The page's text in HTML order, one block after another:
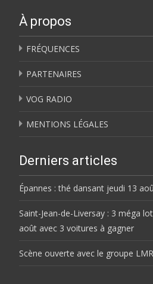
À propos
FRÉQUENCES
PARTENAIRES
VOG RADIO
MENTIONS LÉGALES
Derniers articles
Épannes : thé dansant jeudi 13
Saint-Jean-de-Liversay : 3 méga
août avec 3 voitures à gagner
Scène ouverte avec le groupe LMR